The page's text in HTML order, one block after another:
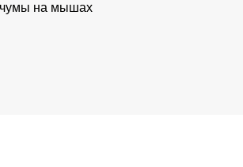
чумы на мышах